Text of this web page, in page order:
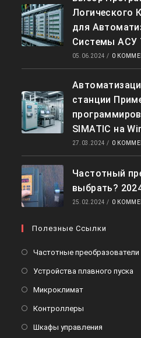
Логического
для
Системы АСУ
05.06.2024 / 0
станции
SIMATIC на
27.03.2024 / 0
Частотный
выбрать?
25.02.2024 / 0
Полезные Ссылки
Частотные преобразователи
Устройства плавного пуска
МикроклиматОткроется
вкладке
Контроллеры
Шкафы управления